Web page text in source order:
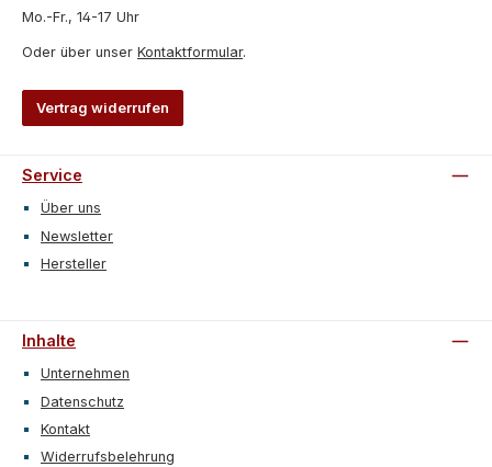
Mo.-Fr., 14-17 Uhr
Oder über unser Kontaktformular.
Vertrag widerrufen
Service
Über uns
Newsletter
Hersteller
Inhalte
Unternehmen
Datenschutz
Kontakt
Widerrufsbelehrung